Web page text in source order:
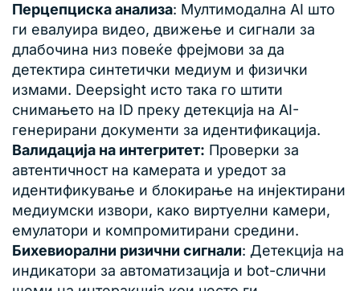
Перцепциска анализа: Мултимодална AI што
ги евалуира видео, движење и сигнали за
длабочина низ повеќе фрејмови за да
детектира синтетички медиум и физички
измами. Deepsight исто така го штити
снимањето на ID преку детекција на AI-
генерирани документи за идентификација.
Валидација на интегритет: Проверки за
автентичност на камерата и уредот за
идентификување и блокирање на инјектирани
медиумски извори, како виртуелни камери,
емулатори и компромитирани средини.
Бихевиорални ризични сигнали: Детекција на
индикатори за автоматизација и bot-слични